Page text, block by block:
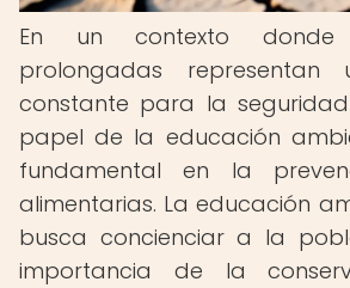
En un contexto
prolongadas representan
constante para la
papel de la educación
fundamental en la
alimentarias. La educación
busca concienciar a la
importancia de la